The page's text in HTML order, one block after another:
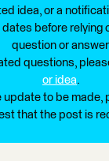
idea, or a
before relying
question or
questions,
or idea.
update to be
that the post is